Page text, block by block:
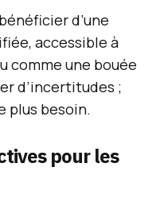
d’une
accessible à
comme une bouée
d’incertitudes ;
plus besoin.
pour les